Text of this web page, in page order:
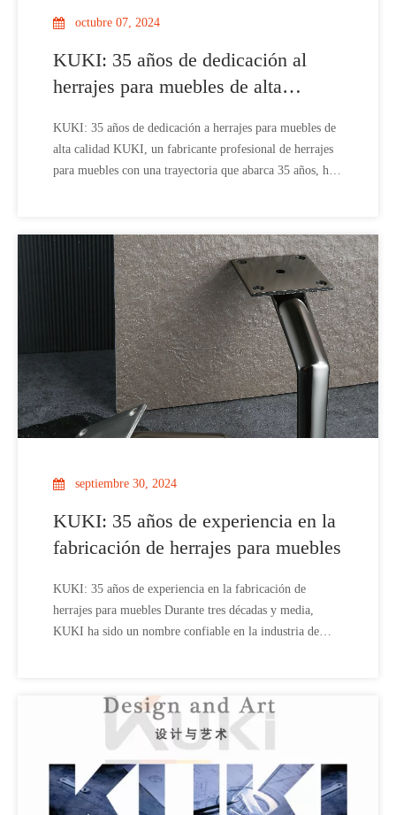
octubre 07, 2024
KUKI: 35 años de dedicación al
herrajes para muebles de alta
KUKI: 35 años de dedicación a herrajes para muebles de
alta calidad KUKI, un fabricante profesional de herrajes
para muebles con una trayectoria que abarca 35 años, ha
compromiso con la excelencia, KUKI se especializa
septiembre 30, 2024
KUKI: 35 años de experiencia en la
fabricación de herrajes para muebles
KUKI: 35 años de experiencia en la fabricación de
herrajes para muebles Durante tres décadas y media,
KUKI ha sido un nombre confiable en la industria de
atractivo estético de los muebles en todo el mundo.
Establecido con una clea